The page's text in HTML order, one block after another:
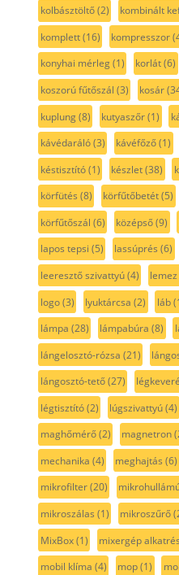
kolbásztöltő(2) kombinált
komplett(16) kompresszor
konyhai mérleg(1) korlát(6)
koszorú fűtőszál (3) kosár
kuplung(8) kutyaszőr(1)
kávédaráló(3) kávéfőző(1)
késtisztító(1) készlet(38)
körfütés (8) körfűtőbetét(5)
körfűtőszál (6) középső(9)
lapos tepsi (5) lassúprés (6)
leeresztő szivattyú(4) lemez
logo(3) lyuktárcsa (2) láb
lámpa (28) lámpabúra (8)
lángelosztó-rózsa (21)
lángosztó-tető(27)
légtisztító(2) lúgszivattyú(4)
maghőmérő(2) magnetron
mechanika (4) meghajtás (6)
mikrofilter(20)
mikroszálas (1) mikroszűrő
MixBox(1) mixergép
mobil klíma (4) mop(1)